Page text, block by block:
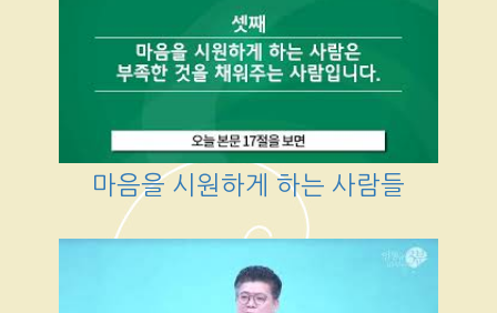
마음을 시원하게 하는 사람들